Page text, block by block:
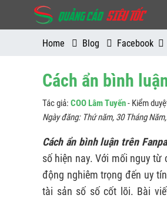
Home Blog Facebook
Cách ẩn bình
Tác giả: COO Lâm Tuyến- Kiểm
Ngày đăng: Thứ năm, 30 Tháng
Cách ẩn bình luận trên
số hiện nay. Với mối nguy
động nghiêm trọng đến uy
tài sản số số cốt lõi. Bài